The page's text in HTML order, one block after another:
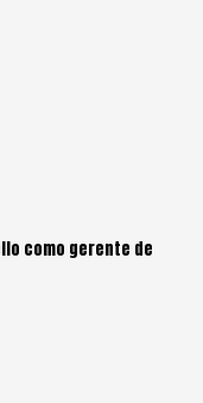
como gerente de